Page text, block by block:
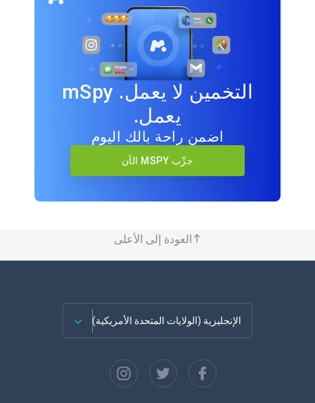
التخمين لا يعمل. mSpy
يعمل.
اضمن راحة بالك اليوم
جرِّب MSPY الآن
العودة إلى الأعلى
الإنجليزية (الولايات المتحدة الأمريكية)
الاسبانية